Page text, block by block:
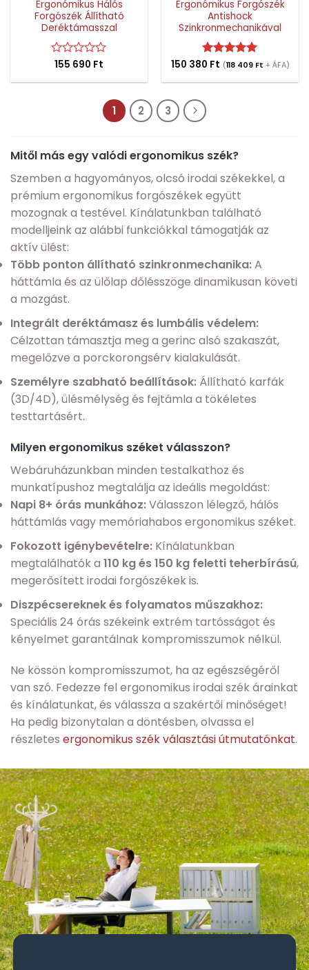
Ergonómikus Hálós
Forgószék Állítható
Deréktámasszal
Értékelés:
/
155 690 Ft
Ergonómikus Forgószék
Antishock
Szinkronmechanikával
Értékelés:5
150 380 Ft (118 409 Ft + ÁFA)
1 2 3
Mitől más egy valódi ergonomikus szék?
Szemben a hagyományos, olcsó irodai székekkel, a
prémium ergonomikus forgószékek együtt
mozognak a testével. Kínálatunkban található
modelljeink az alábbi funkciókkal támogatják az
aktív ülést:
Több ponton állítható szinkronmechanika:A
háttámla és az ülőlap dőlésszöge dinamikusan követi
a mozgást.
Integrált deréktámasz és lumbális védelem:
Célzottan támasztja meg a gerinc alsó szakaszát,
megelőzve a porckorongsérv kialakulását.
Személyre szabható beállítások: Állítható karfák
(3D/4D), ülésmélység és fejtámla a tökéletes
testtartásért.
Milyen ergonomikus széket válasszon?
Webáruházunkban minden testalkathoz és
munkatípushoz megtalálja az ideális megoldást:
Napi 8+ órás munkához:Válasszon lélegző, hálós
háttámlás vagy memóriahabos ergonomikus széket.
Fokozott igénybevételre: Kínálatunkban
megtalálhatók a 110 kg és 150 kg feletti teherbírású,
megerősített irodai forgószékek is.
Diszpécsereknek és folyamatos műszakhoz:
Speciális 24 órás székeink extrém tartósságot és
kényelmet garantálnak kompromisszumok nélkül.
Ne kössön kompromisszumot, ha az egészségéről
van szó. Fedezze fel ergonomikus irodai szék árainkat
és kínálatunkat, és válassza a szakértői minőséget!
Ha pedig bizonytalan a döntésben, olvassa el
részletes ergonomikus szék választási útmutatónkat.